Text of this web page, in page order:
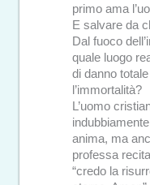
primo ama
E salvare da
Dal fuoco
quale luogo
di danno
l’immortalità?
L’uomo
anima, ma
professa
“credo la